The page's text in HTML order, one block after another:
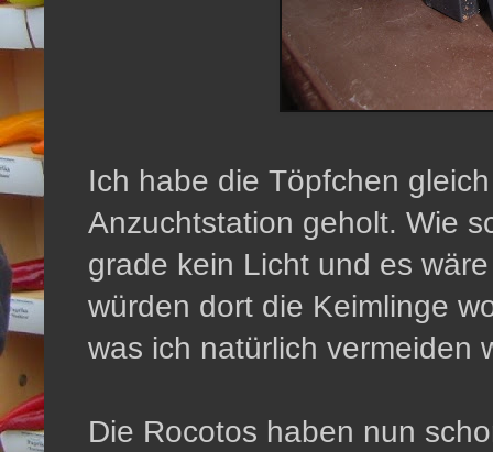
Ich habe die Töpfchen
Anzuchtstation geholt. Wie
grade kein Licht und es
würden dort die Keimlinge
was ich natürlich vermeiden
Die Rocotos haben nun